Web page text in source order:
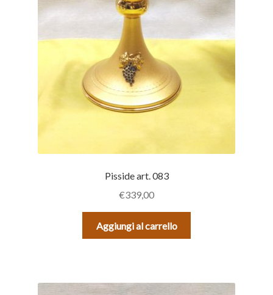
Pisside art. 083
€339,00
Aggiungi al carrello